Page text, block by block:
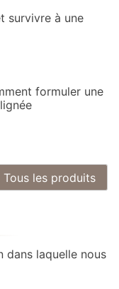
survivre à une
formuler une
Tous les produits
dans laquelle nous